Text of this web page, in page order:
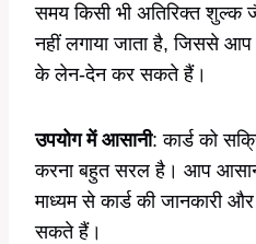
समय किसी भी अतिरिक्त शुल्क
नहीं लगाया जाता है, जिससे आप
के लेन-देन कर सकते हैं।
उपयोग में आसानी: कार्ड को
करना बहुत सरल है। आप
माध्यम से कार्ड की जानकारी
सकते हैं।